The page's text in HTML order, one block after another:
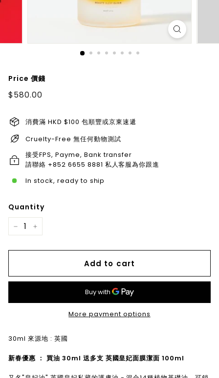
Price 價錢
Regular
$580.00
消費滿 HKD $100 包順豐或京東速遞
Cruelty-Free 無任何動物測試
接受FPS, Payme, Bank transfer
請聯絡 +852 6655 8881 私人客服為你跟進
In stock, ready to ship
Quantity
Add to cart
More payment options
30ml 來源地 : 英國
新春優惠 ： 買油 30ml 送多支 英國皇妃面膜潔面 100ml